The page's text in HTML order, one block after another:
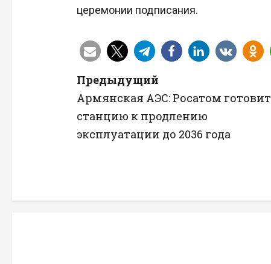
церемонии подписания.
Н
а
в
а
Предыдущий
Армянская АЭС: Росатом готовит
станцию к продлению
эксплуатации до 2036 года